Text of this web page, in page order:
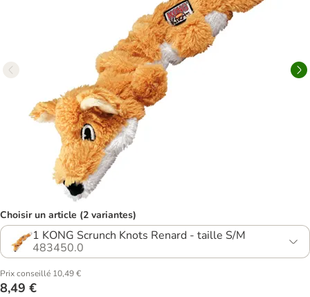
Choisir un article (2 variantes)
1 KONG Scrunch Knots Renard - taille S/M
483450.0
Prix conseillé 10,49 €
8,49 €